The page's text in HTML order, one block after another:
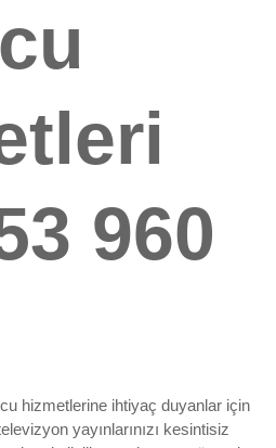
960
hizmetlerine ihtiyaç duyanlar için
yayınlarınızı kesintisiz